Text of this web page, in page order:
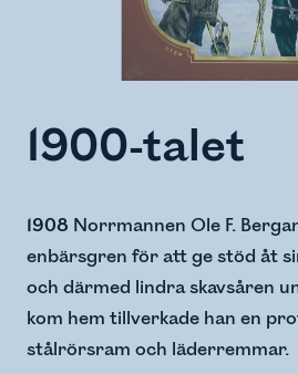
1900-talet
1908 Norrmannen Ole F.
enbärsgren för att ge stöd åt
och därmed lindra skavsåren
kom hem tillverkade han en
stålrörsram och läderremmar.​